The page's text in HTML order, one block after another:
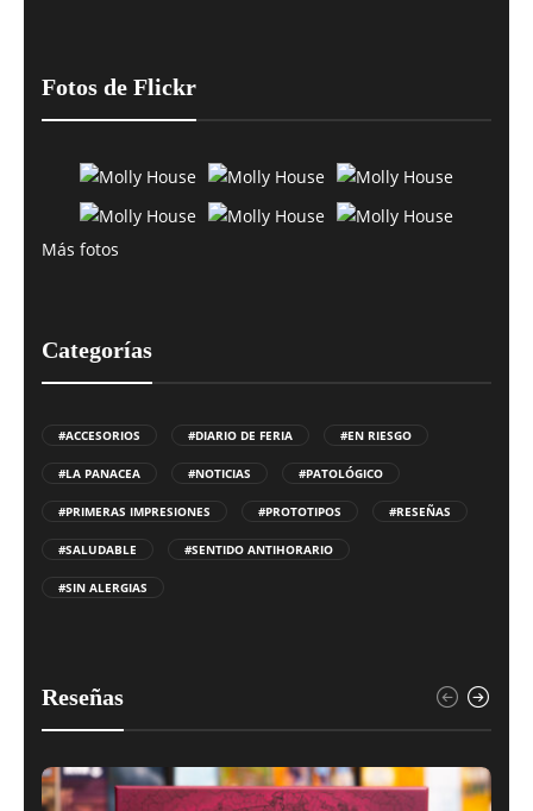
Fotos de Flickr
Más fotos
Categorías
#ACCESORIOS #DIARIO DE FERIA #EN RIESGO
#LA PANACEA #NOTICIAS #PATOLÓGICO
#PRIMERAS IMPRESIONES #PROTOTIPOS #RESEÑAS
#SALUDABLE #SENTIDO ANTIHORARIO
#SIN ALERGIAS
Reseñas